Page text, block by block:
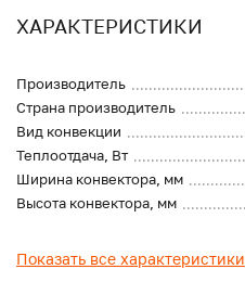
ХАРАКТЕРИСТИКИ
Производитель
Страна производитель
Вид конвекции
Теплоотдача, Вт
Ширина конвектора, мм
Высота конвектора, мм
Показать все характеристики